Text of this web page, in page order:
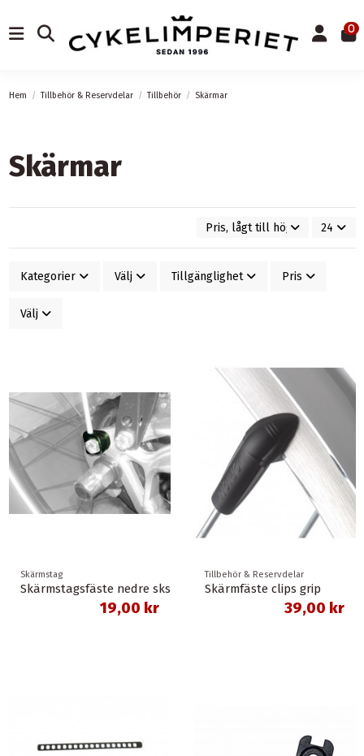
0
Hem Tillbehör & Reservdelar Tillbehör Skärmar
Skärmar
Pris, lågt till högt 24
Kategorier Välj Tillgänglighet Pris
Välj
Skärmstag
Skärmstagsfäste nedre sks
19,00 kr
Tillbehör & Reservdelar
Skärmfäste clips grip
39,00 kr